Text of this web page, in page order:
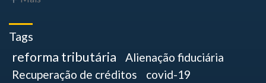
Tags
reforma tributária
Alienação fiduciária
Recuperação de créditos
covid-19